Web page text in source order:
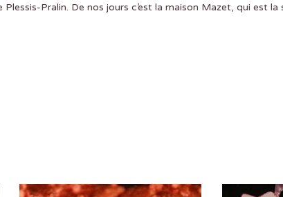
Pralin. De nos jours c’est la maison Mazet, qui est la